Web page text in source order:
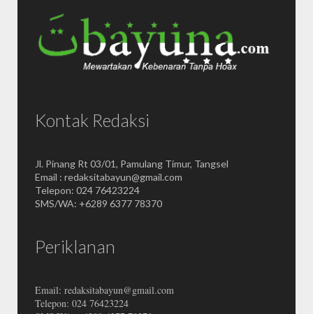
Kontak Redaksi
Jl. Pinang Rt 03/01, Pamulang Timur, Tangsel
Email : redaksitabayun@gmail.com
Telepon: 024 76423224
SMS/WA: +6289 6377 78370
Periklanan
Email: redaksitabayun@gmail.com
Telepon: 024 76423224